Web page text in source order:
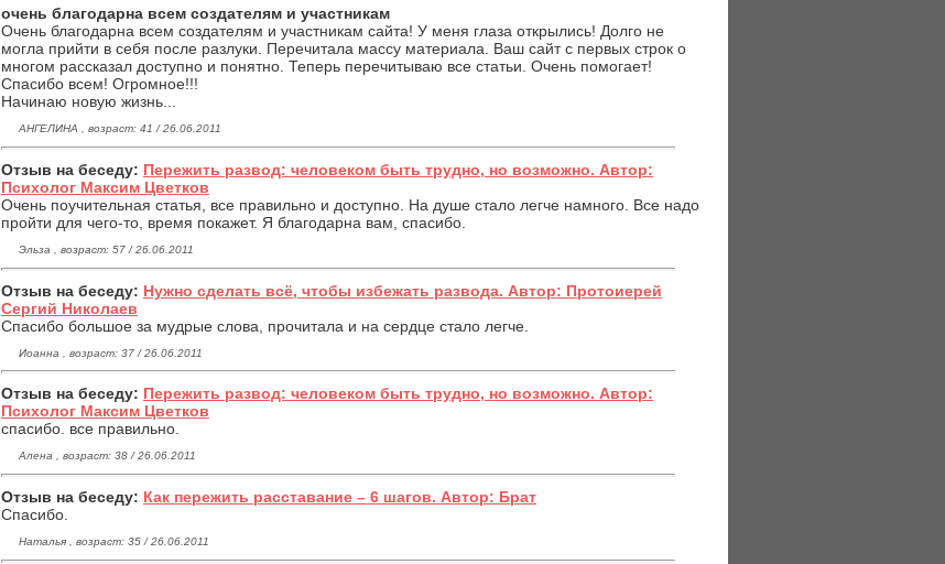
очень благодарна всем создателям и участникам
Очень благодарна всем создателям и участникам сайта! У меня глаза открылись! Долго не
могла прийти в себя после разлуки. Перечитала массу материала. Ваш сайт с первых строк о
многом рассказал доступно и понятно. Теперь перечитываю все статьи. Очень помогает!
Спасибо всем! Огромное!!!
Начинаю новую жизнь...
АНГЕЛИНА , возраст: 41 / 26.06.2011
Отзыв на беседу: Пережить развод: человеком быть трудно, но возможно. Автор:
Психолог Максим Цветков
Очень поучительная статья, все правильно и доступно. На душе стало легче намного. Все надо
пройти для чего-то, время покажет. Я благодарна вам, спасибо.
Эльза , возраст: 57 / 26.06.2011
Отзыв на беседу: Нужно сделать всё, чтобы избежать развода. Автор: Протоиерей
Сергий Николаев
Спасибо большое за мудрые слова, прочитала и на сердце стало легче.
Иоанна , возраст: 37 / 26.06.2011
Отзыв на беседу: Пережить развод: человеком быть трудно, но возможно. Автор:
Психолог Максим Цветков
спасибо. все правильно.
Алена , возраст: 38 / 26.06.2011
Отзыв на беседу: Как пережить расставание – 6 шагов. Автор: Брат
Спасибо.
Наталья , возраст: 35 / 26.06.2011